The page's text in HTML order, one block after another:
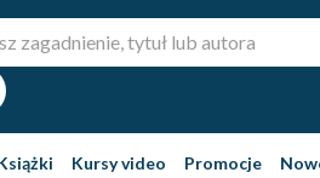
Kursy video Promocje